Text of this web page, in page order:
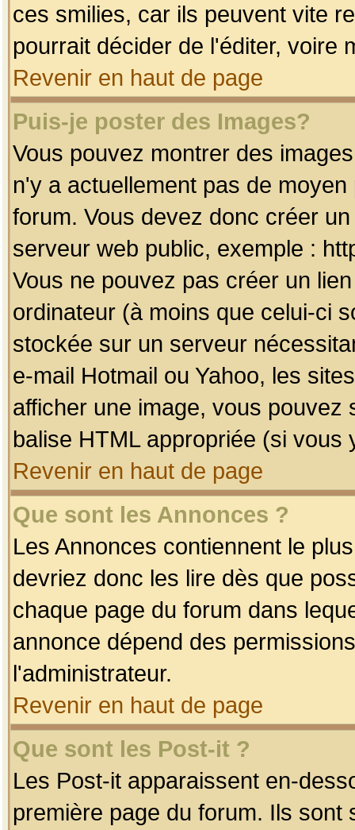
ces smilies, car ils peuvent vite
pourrait décider de l'éditer, voire
Revenir en haut de page
Puis-je poster des Images?
Vous pouvez montrer des
n'y a actuellement pas de
forum. Vous devez donc créer
serveur web public, exemple :
Vous ne pouvez pas créer un
ordinateur (à moins que celui-ci
stockée sur un serveur
e-mail Hotmail ou Yahoo, les
afficher une image, vous pouvez
balise HTML appropriée (si vous
Revenir en haut de page
Que sont les Annonces ?
Les Annonces contiennent le
devriez donc les lire dès que
chaque page du forum dans
annonce dépend des
l'administrateur.
Revenir en haut de page
Que sont les Post-it ?
Les Post-it apparaissent en-
première page du forum. Ils